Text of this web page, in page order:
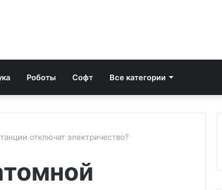
Роботы Софт Все категории
отключат электричество?